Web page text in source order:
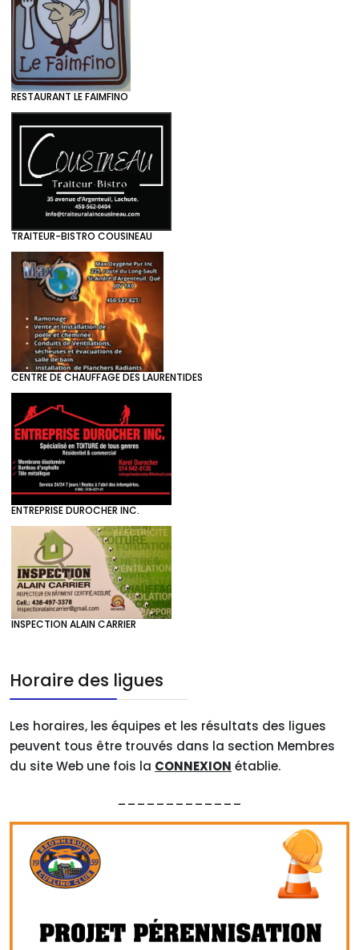
RESTAURANT LE FAIMFINO
TRAITEUR-BISTRO COUSINEAU
CENTRE DE CHAUFFAGE DES LAURENTIDES
ENTREPRISE DUROCHER INC.
INSPECTION ALAIN CARRIER
Horaire des ligues
Les horaires, les équipes et les résultats des ligues
peuvent tous être trouvés dans la section Membres
du site Web une fois la CONNEXION établie.